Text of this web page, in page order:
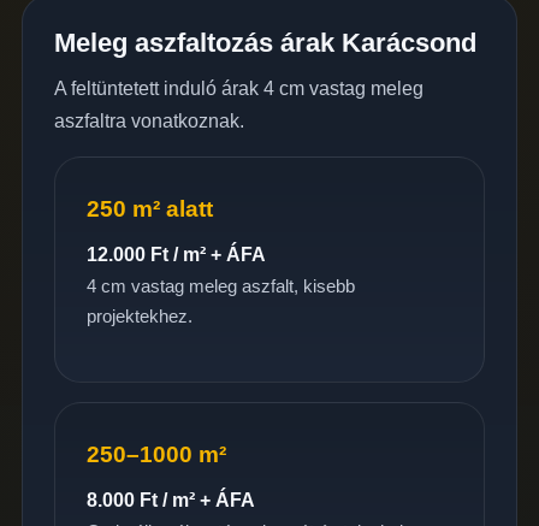
Meleg aszfaltozás árak Karácsond
A feltüntetett induló árak 4 cm vastag meleg
aszfaltra vonatkoznak.
250 m² alatt
12.000 Ft / m² + ÁFA
4 cm vastag meleg aszfalt, kisebb
projektekhez.
250–1000 m²
8.000 Ft / m² + ÁFA